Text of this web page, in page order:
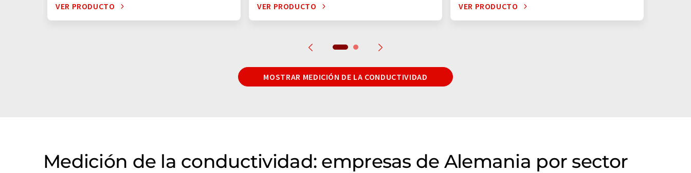
VER PRODUCTO VER PRODUCTO VER PRODUCTO
MOSTRAR MEDICIÓN DE LA CONDUCTIVIDAD
Medición de la conductividad: empresas de Alemania por sector